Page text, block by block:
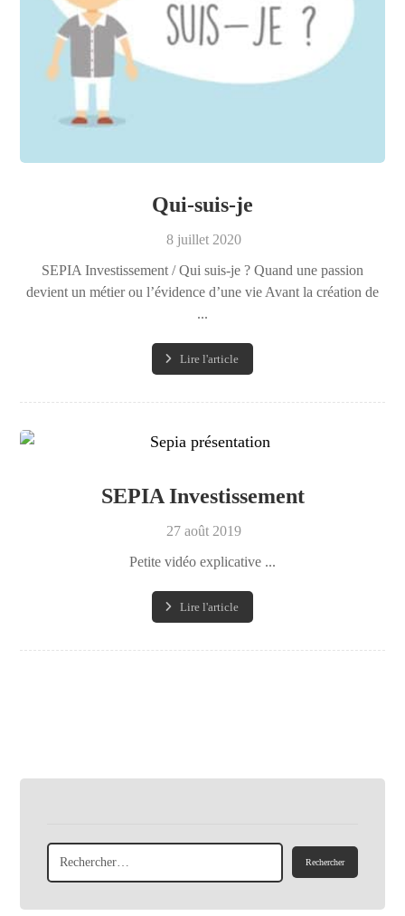
Qui-suis-je
8 juillet 2020
SEPIA Investissement / Qui suis-je ? Quand une passion
devient un métier ou l’évidence d’une vie Avant la création de
...
Lire l'article
SEPIA Investissement
27 août 2019
Petite vidéo explicative ...
Lire l'article